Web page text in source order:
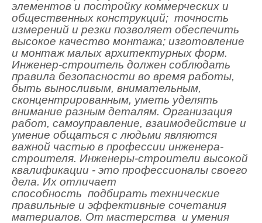
элементов и постройку коммерческих и
общественных конструкций; точность
измерений и резки позволяет обеспечить
высокое качество монтажа; изготовление
и монтаж малых архитектурных форм.
Инженер-строитель должен соблюдать
правила безопасности во время работы,
быть выносливым, внимательным,
сконцентрированным, уметь уделять
внимание разным деталям. Организация
работ, самоуправление, взаимодействие и
умение общаться с людьми являются
важной частью в профессии инженера-
строителя. Инженеры-строители высокой
квалификации - это профессионалы своего
дела. Их отличает
способность подбирать технические
правильные и эффективные сочетания
материалов. От мастерства и умения